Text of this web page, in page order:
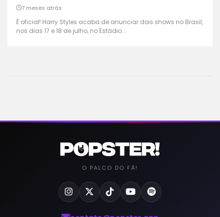
7 meses atrás
É oficial! Harry Styles acaba de anunciar dois shows no Brasil,
nos dias 17 e 18 de julho, no Estádio...
O PALCO DO FÃ!